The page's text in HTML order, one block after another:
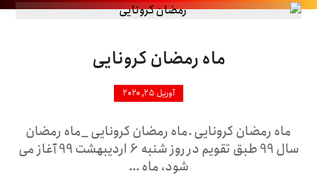
ماه رمضان کرونایی
آوریل ۲۵, ۲۰۲۰
ماه رمضان کرونایی .ماه رمضان کرونایی _ماه رمضان
سال 99 طبق تقویم در روز شنبه 6 اردیبهشت 99 آغاز می
شود، ماه ...